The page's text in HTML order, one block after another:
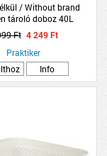
/ Without brand
tároló doboz 40L
kék-fekete műanyag
Ft 4 249 Ft
Praktiker
Info